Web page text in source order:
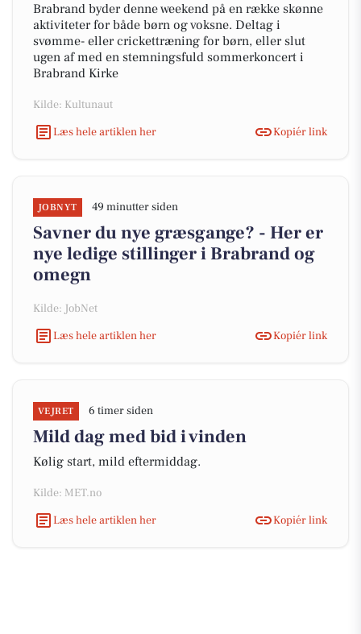
Brabrand byder denne weekend på en række skønne
aktiviteter for både børn og voksne. Deltag i
svømme- eller crickettræning for børn, eller slut
ugen af med en stemningsfuld sommerkoncert i
Brabrand Kirke
Kilde: Kultunaut
Læs hele artiklen her
Kopiér link
JOBNYT 49 minutter siden
Savner du nye græsgange? - Her er
nye ledige stillinger i Brabrand og
omegn
Kilde: JobNet
Læs hele artiklen her
Kopiér link
VEJRET 6 timer siden
Mild dag med bid i vinden
Kølig start, mild eftermiddag.
Kilde: MET.no
Læs hele artiklen her
Kopiér link